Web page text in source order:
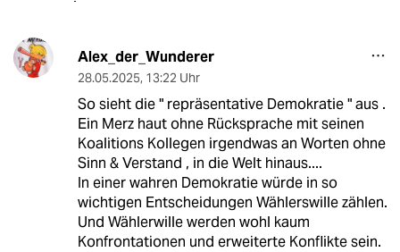
Alex_der_Wunderer
28.05.2025, 13:22 Uhr
So sieht die " repräsentative Demokratie " aus .
Ein Merz haut ohne Rücksprache mit seinen
Koalitions Kollegen irgendwas an Worten ohne
Sinn & Verstand , in die Welt hinaus....
In einer wahren Demokratie würde in so
wichtigen Entscheidungen Wählerswille zählen.
Und Wählerwille werden wohl kaum
Konfrontationen und erweiterte Konflikte sein.